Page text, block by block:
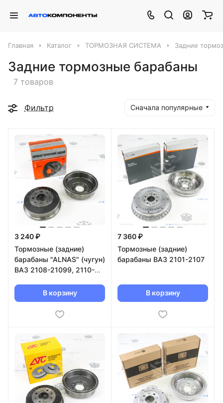
Главная Каталог ТОРМОЗНАЯ СИСТЕМА Задние
Задние тормозные барабаны
7 товаров
Фильтр Сначала популярные
3 240 ₽
Тормозные (задние)
барабаны "ALNAS" (чугун)
ВАЗ 2108-21099, 2110-
В корзину
7 360 ₽
Тормозные (задние)
барабаны ВАЗ 2101-2107
В корзину